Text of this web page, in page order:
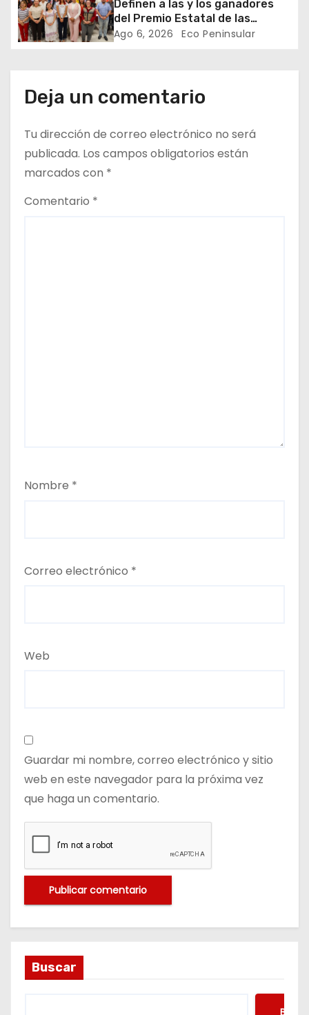
t
r
d
a
s
Definen a las y los ganadores
del Premio Estatal de las
Juventudes 2026
Ago 6, 2026 Eco Peninsular
Deja un comentario
Tu dirección de correo electrónico no será
publicada. Los campos obligatorios están
marcados con *
Comentario *
Nombre *
Correo electrónico *
Web
Guardar mi nombre, correo electrónico y sitio
web en este navegador para la próxima vez
que haga un comentario.
Buscar